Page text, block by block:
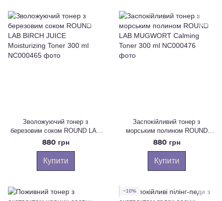
Зволожуючий тонер з
березовим соком ROUND LAB
BIRCH JUICE Moisturizing Toner
300 ml
880 грн
Купити
Заспокійливий тонер з
морським полином ROUND
LAB MUGWORT Calming Toner
300 ml
880 грн
Купити
−10%